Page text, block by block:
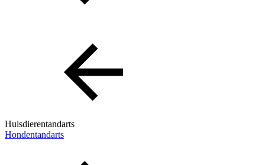
Huisdierentandarts
Hondentandarts